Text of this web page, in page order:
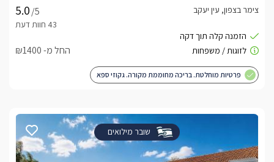
/5
צימר בצפון, עין יעקב
החל מ- ₪1400
פרטיות מוחלטת. בריכה מחוממת מקורה. גקוזי ספא
שובר מילואים